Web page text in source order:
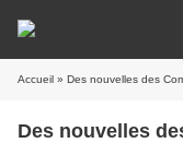
Accueil » Des nouvelles des
Des nouvelles